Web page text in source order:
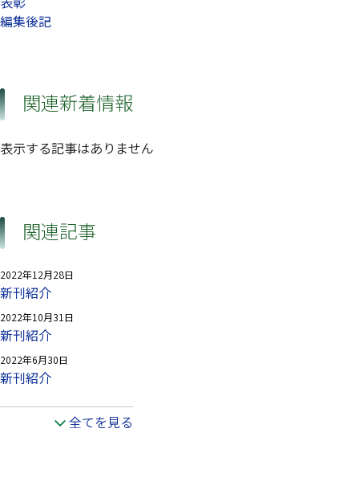
編集後記
関連新着情報
表示する記事はありません
関連記事
2022年12月28日
新刊紹介
2022年10月31日
新刊紹介
2022年6月30日
新刊紹介
全てを見る